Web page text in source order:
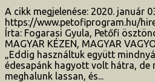
A cikk megjelenése: 2020. január
https://www.petofiprogram.hu/
Írta: Fogarasi Gyula, Petőfi
MAGYAR KÉZEN, MAGYAR
„Eddig használtuk együtt
édesapánk hagyott volt hátra, de
meghalunk lassan, és...